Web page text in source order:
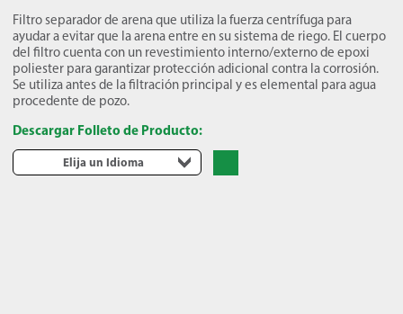
Filtro separador de arena que utiliza la fuerza centrífuga para
ayudar a evitar que la arena entre en su sistema de riego. El cuerpo
del filtro cuenta con un revestimiento interno/externo de epoxi
poliester para garantizar protección adicional contra la corrosión.
Se utiliza antes de la filtración principal y es elemental para agua
procedente de pozo.
Descargar Folleto de Producto:
Elija un Idioma